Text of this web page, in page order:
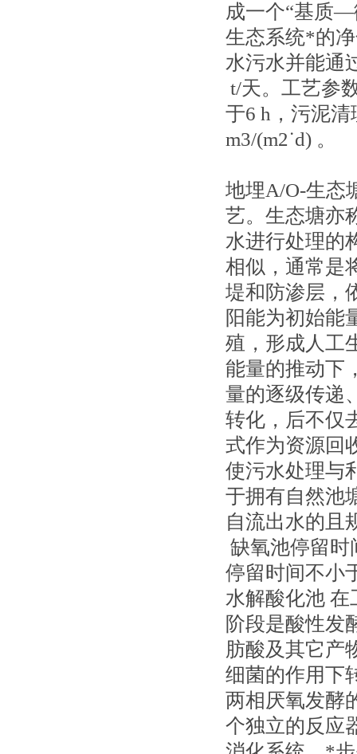
成一个“基质
生态系统*的
水污水并能通
t/天。工艺参
于6 h，污泥清
m3/(m2˙d) 。
地埋A/O-生态
艺。生态塘亦
水进行处理的
相似，通常是
堤和防渗层，
阳能为初始能
殖，形成人工
能量的推动下
量的逐级传递
转化，后不仅
式作为资源回
使污水处理与
于拥有自然池
自流出水的且
缺氧池停留时
停留时间不小
水解酸化池
阶段是酸性发
肪酸及其它产
细菌的作用下
两相厌氧发酵
个独立的反应